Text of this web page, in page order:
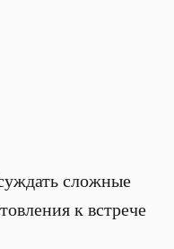
сложные
к встрече